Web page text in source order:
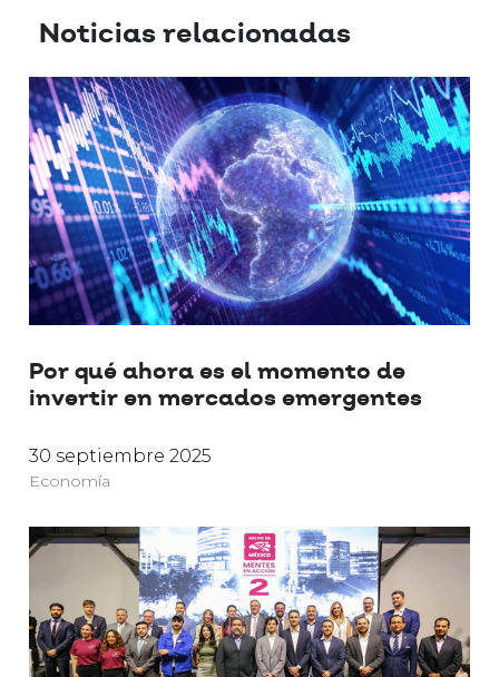
Noticias relacionadas
Por qué ahora es el momento de
invertir en mercados emergentes
30 septiembre 2025
Economía